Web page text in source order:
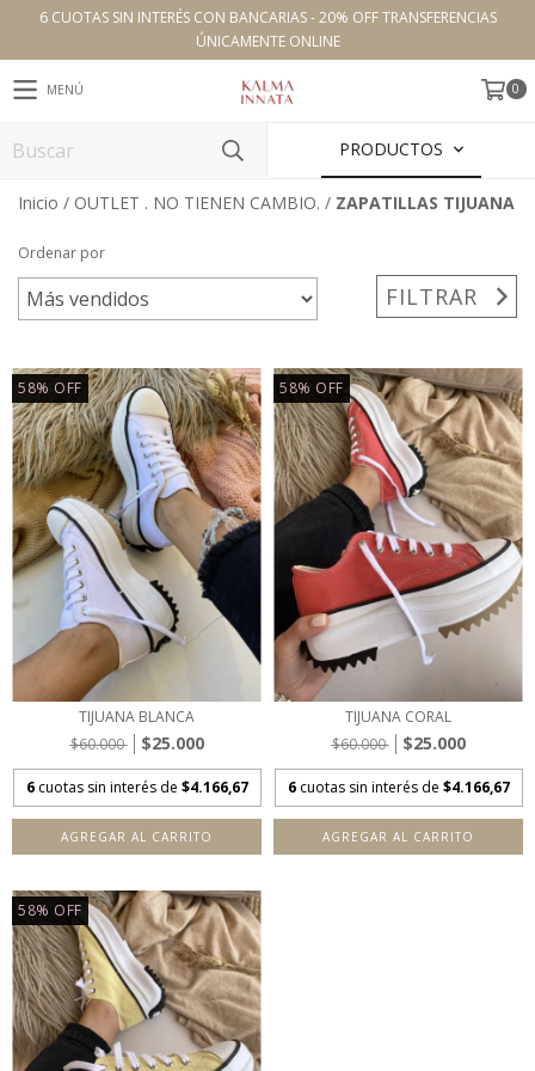
6 CUOTAS SIN INTERÉS CON BANCARIAS - 20% OFF TRANSFERENCIAS
ÚNICAMENTE ONLINE
MENÚ 0
PRODUCTOS
Inicio / OUTLET . NO TIENEN CAMBIO. / ZAPATILLAS TIJUANA
Ordenar por
FILTRAR
58% OFF
TIJUANA BLANCA
$60.000
$25.000
6 cuotas sin interés de $4.166,67
AGREGAR AL CARRITO
58% OFF
TIJUANA CORAL
$60.000
$25.000
6 cuotas sin interés de $4.166,67
AGREGAR AL CARRITO
58% OFF